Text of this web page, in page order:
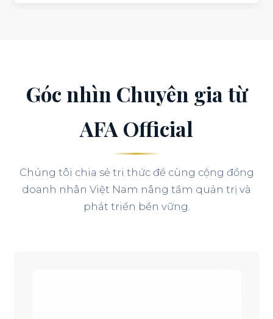
Góc nhìn Chuyên gia từ
AFA Official
Chúng tôi chia sẻ tri thức để cùng cộng đồng
doanh nhân Việt Nam nâng tầm quản trị và
phát triển bền vững.